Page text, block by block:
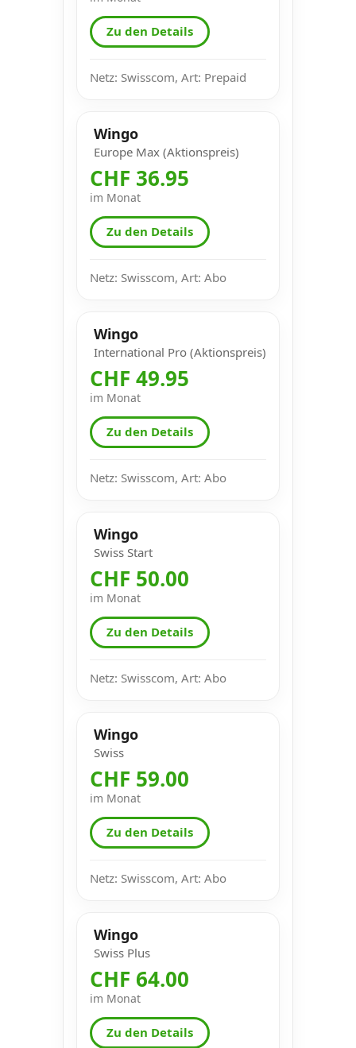
Zu den Details
Netz: Swisscom, Art: Prepaid
Wingo
Europe Max (Aktionspreis)
CHF 36.95
im Monat
Zu den Details
Netz: Swisscom, Art: Abo
Wingo
International Pro (Aktionspreis)
CHF 49.95
im Monat
Zu den Details
Netz: Swisscom, Art: Abo
Wingo
Swiss Start
CHF 50.00
im Monat
Zu den Details
Netz: Swisscom, Art: Abo
Wingo
Swiss
CHF 59.00
im Monat
Zu den Details
Netz: Swisscom, Art: Abo
Wingo
Swiss Plus
CHF 64.00
im Monat
Zu den Details